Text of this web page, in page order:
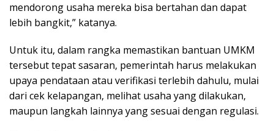
mendorong usaha mereka bisa bertahan dan dapat
lebih bangkit,” katanya.
Untuk itu, dalam rangka memastikan bantuan UMKM
tersebut tepat sasaran, pemerintah harus melakukan
upaya pendataan atau verifikasi terlebih dahulu, mulai
dari cek kelapangan, melihat usaha yang dilakukan,
maupun langkah lainnya yang sesuai dengan regulasi.